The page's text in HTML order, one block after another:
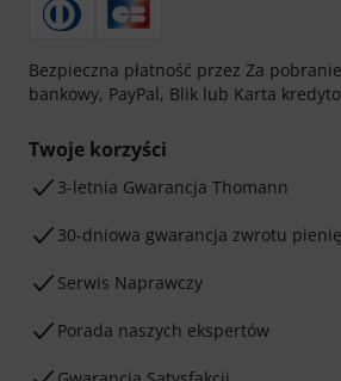
Bezpieczna płatność przez Za
bankowy, PayPal, Blik lub Karta
Twoje korzyści
3-letnia Gwarancja Thomann
30-dniowa gwarancja zwrotu
Serwis Naprawczy
Porada naszych ekspertów